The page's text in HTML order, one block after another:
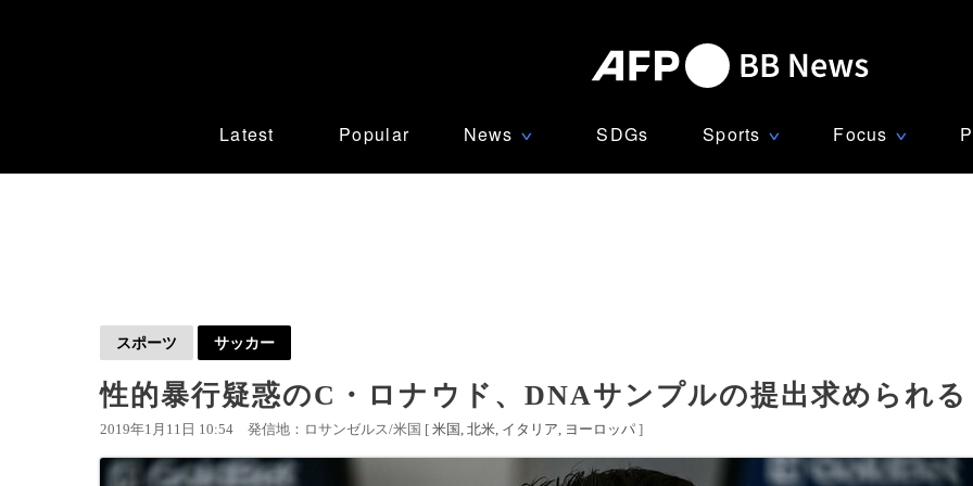
Latest Popular News ∨ SDGs Sports ∨ Focus ∨
スポーツ サッカー
性的暴行疑惑のC・ロナウド、DNAサンプルの提出求められる
2019年1月11日 10:54 発信地：ロサンゼルス/米国 [ 米国 北米 イタリア ヨーロッパ ]